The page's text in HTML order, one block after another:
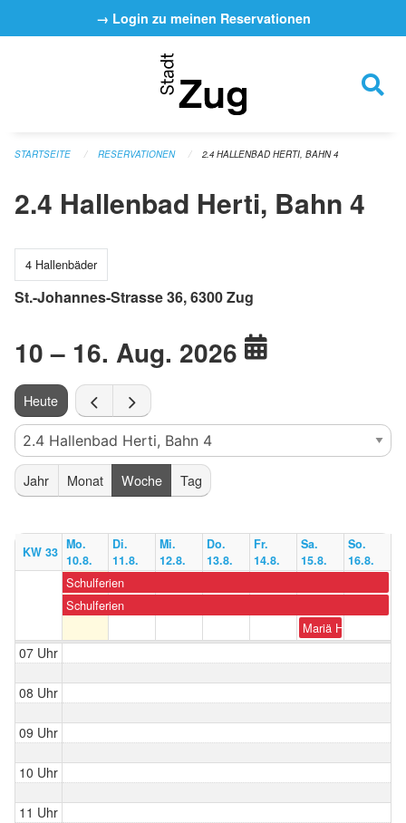
Navigation überspringen→ Login zu meinen Reservationen
STARTSEITE RESERVATIONEN 2.4 HALLENBAD HERTI, BAHN 4
2.4 Hallenbad Herti, Bahn 4
4 Hallenbäder
St.-Johannes-Strasse 36, 6300 Zug
10 – 16. Aug. 2026
Heute
Jahr Monat Woche Tag
KW 33 Mo.
10.8.
Di.
11.8.
Mi.
12.8.
Do.
13.8.
Fr.
14.8.
Sa.
15.8.
So.
16.8.
Schulferien
Schulferien
Mariä Himmelfahrt
07 Uhr
08 Uhr
09 Uhr
10 Uhr
11 Uhr